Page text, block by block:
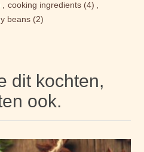
, cooking ingredients (4) ,
beans (2)
dit kochten,
ook.